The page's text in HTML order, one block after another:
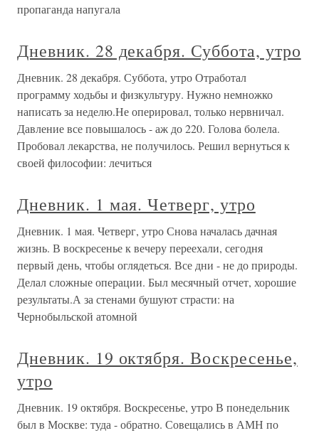
пропаганда напугала
Дневник. 28 декабря. Суббота, утро
Дневник. 28 декабря. Суббота, утро Отработал
программу ходьбы и физкультуру. Нужно немножко
написать за неделю.Не оперировал, только нервничал.
Давление все повышалось - аж до 220. Голова болела.
Пробовал лекарства, не получилось. Решил вернуться к
своей философии: лечиться
Дневник. 1 мая. Четверг, утро
Дневник. 1 мая. Четверг, утро Снова началась дачная
жизнь. В воскресенье к вечеру переехали, сегодня
первый день, чтобы оглядеться. Все дни - не до природы.
Делал сложные операции. Был месячный отчет, хорошие
результаты.А за стенами бушуют страсти: на
Чернобыльской атомной
Дневник. 19 октября. Воскресенье,
утро
Дневник. 19 октября. Воскресенье, утро В понедельник
был в Москве: туда - обратно. Совещались в АМН по